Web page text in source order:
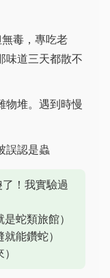
毒，專吃老
味道三天都散不
物堆。遇到時慢
誤認是蟲
！我實驗過
蛇類旅館）
能鑽蛇）